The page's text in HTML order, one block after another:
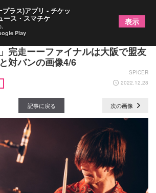
い」ザ・モアイズユー、全国ツア
完走ーーファイナルは大阪で盟友
対バンの画像4/6
SPICER
2022.12.28
記事に戻る 次の画像
プラス)アプリ - チケッ
ース・スマチケ
Play
表示